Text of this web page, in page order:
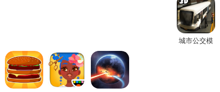
(Prague
Metro)
v1.0.0
城市公交模